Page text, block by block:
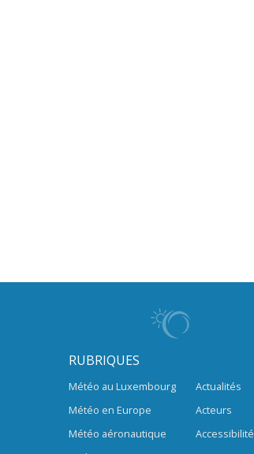
RUBRIQUES
Météo au Luxembourg
Météo en Europe
Météo aéronautique
Actualités
Acteurs
Accessibilité